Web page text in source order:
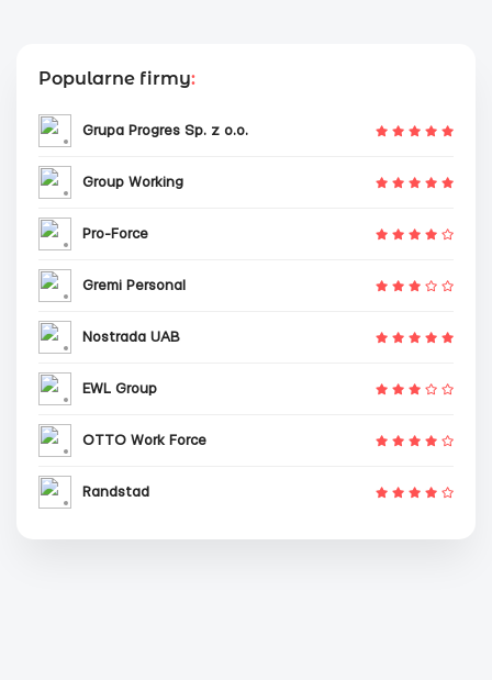
Popularne firmy:
Grupa Progres Sp. z o.o.
Group Working
Pro-Force
Gremi Personal
Nostrada UAB
EWL Group
OTTO Work Force
Randstad